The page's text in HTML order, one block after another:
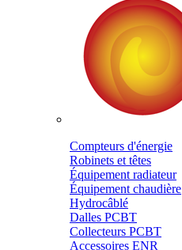
Compteurs d'énergie
Robinets et têtes
Équipement radiateur
Équipement chaudière
Hydrocâblé
Dalles PCBT
Collecteurs PCBT
Accessoires ENR